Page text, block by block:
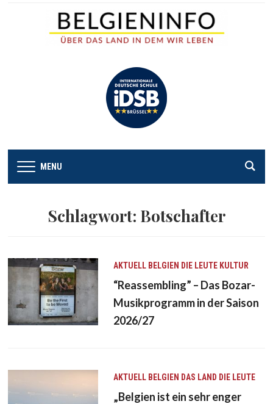
MENU
Schlagwort: Botschafter
AKTUELL BELGIEN DIE LEUTE KULTUR
“Reassembling” – Das Bozar-
Musikprogramm in der Saison
2026/27
AKTUELL BELGIEN DAS LAND DIE LEUTE
„Belgien ist ein sehr enger